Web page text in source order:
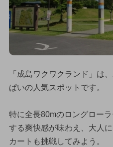
「成島ワクワクランド」は
ぱいの人気スポットです。
特に全長80mのロングロー
する爽快感が味わえ、大人
カートも挑戦してみよう。